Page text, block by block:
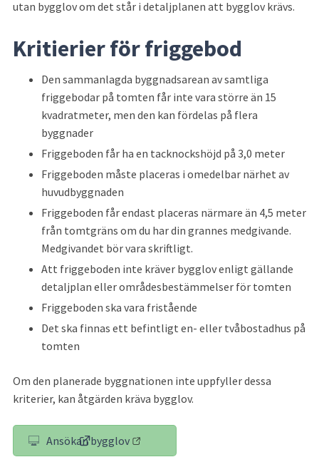
utan bygglov om det står i detaljplanen att bygglov krävs.
Kritierier för friggebod
Den sammanlagda byggnadsarean av samtliga
friggebodar på tomten får inte vara större än 15
kvadratmeter, men den kan fördelas på flera
byggnader
Friggeboden får ha en tacknockshöjd på 3,0 meter
Friggeboden måste placeras i omedelbar närhet av
huvudbyggnaden
Friggeboden får endast placeras närmare än 4,5 meter
från tomtgräns om du har din grannes medgivande.
Medgivandet bör vara skriftligt.
Att friggeboden inte kräver bygglov enligt gällande
detaljplan eller områdesbestämmelser för tomten
Friggeboden ska vara fristående
Det ska finnas ett befintligt en- eller tvåbostadhus på
tomten
Om den planerade byggnationen inte uppfyller dessa
kriterier, kan åtgärden kräva bygglov.
Ansökan bygglov
(länk till annan webbplats)